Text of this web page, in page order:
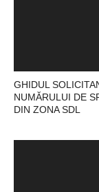
GHIDUL
NUMĂRULUI DE
DIN ZONA SDL